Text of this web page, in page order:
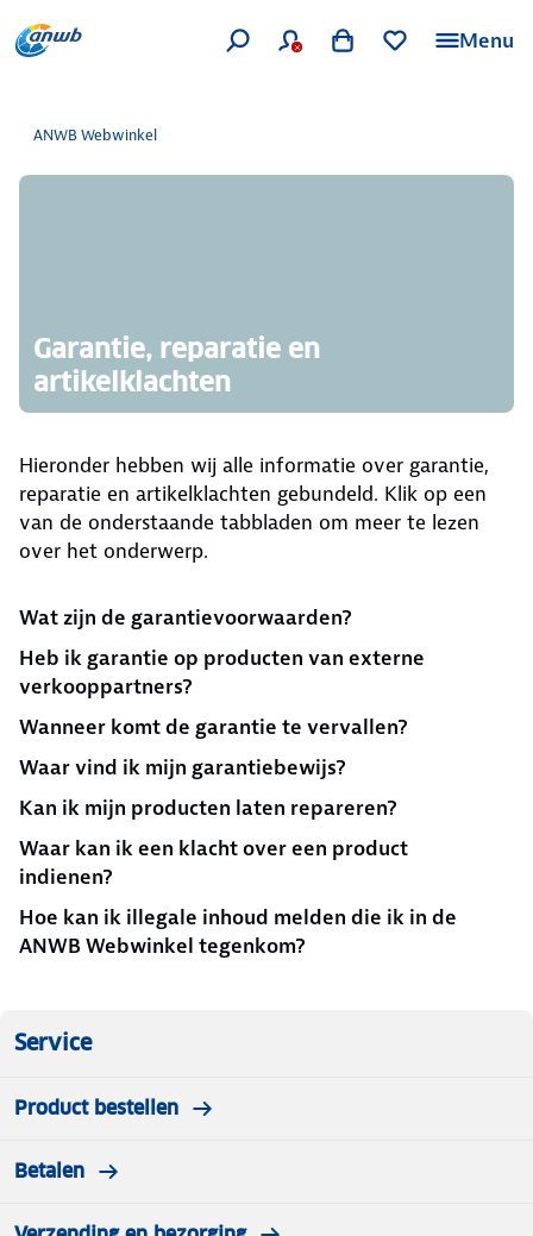
Menu
ANWB Webwinkel
Garantie, reparatie en
artikelklachten
Hieronder hebben wij alle informatie over garantie,
reparatie en artikelklachten gebundeld. Klik op een
van de onderstaande tabbladen om meer te lezen
over het onderwerp.
Wat zijn de garantievoorwaarden?
Heb ik garantie op producten van externe
verkooppartners?
Wanneer komt de garantie te vervallen?
Waar vind ik mijn garantiebewijs?
Kan ik mijn producten laten repareren?
Waar kan ik een klacht over een product
indienen?
Hoe kan ik illegale inhoud melden die ik in de
ANWB Webwinkel tegenkom?
Service
Product bestellen
Betalen